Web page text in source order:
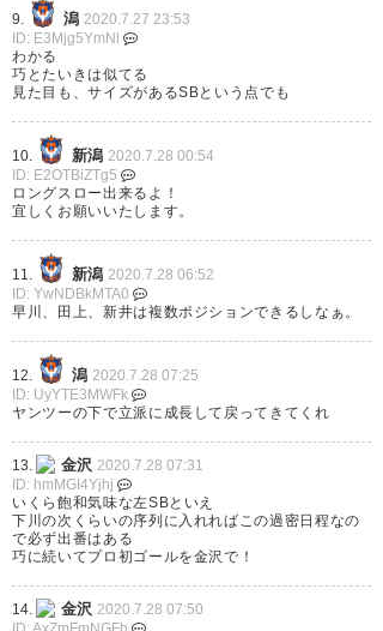
ったのにぃぃぃ 絶対返してくだ
さい金沢さん
https://t.co/fuydFR88TV
— 塩 野 颯 馬 (142002_7)
2020, 7月 27
泰基レンタルか…金沢、両SBが
新潟とかになるのでは
— 猿吉 (enshin35)
9. 潟 2020.7.27 23:53
ID: E3Mjg5YmNl
わかる
巧とたいきは似てる
見た目も、サイズがあるSBという点でも
10. 新潟 2020.7.28 00:54
ID: E2OTBiZTg5
ロングスロー出来るよ！
宜しくお願いいたします。
11. 新潟 2020.7.28 06:52
ID: YwNDBkMTA0
早川、田上、新井は複数ポジションできるしなぁ。
12. 潟 2020.7.28 07:25
ID: UyYTE3MWFk
ヤンツーの下で立派に成長して戻ってきてくれ
13. 金沢 2020.7.28 07:31
ID: hmMGI4Yjhj
いくら飽和気味な左SBといえ
下川の次くらいの序列に入れればこの過密日程なの
で必ず出番はある
巧に続いてプロ初ゴールを金沢で！
14. 金沢 2020.7.28 07:50